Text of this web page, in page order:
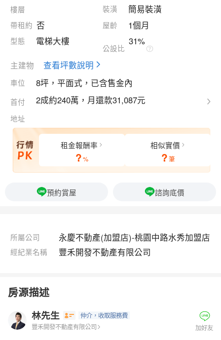
樓層 裝潢 簡易裝潢
帶租約 否 屋齡 1個月
型態 電梯大樓
公設比
31%
主建物 查看坪數說明
車位 8坪，平面式，已含售金內
首付 2成約240萬，月還款31,087元
地址
租金報酬率
?%
相似實價
?筆
預約賞屋 諮詢底價
所屬公司 永慶不動產(加盟店)-桃園中路水秀加盟店
經紀業名稱 豐禾開發不動產有限公司
房源描述
林先生 仲介 ，收取服務費
豐禾開發不動產有限公司
加好友